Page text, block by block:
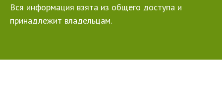
Вся информация взята из общего доступа и
принадлежит владельцам.